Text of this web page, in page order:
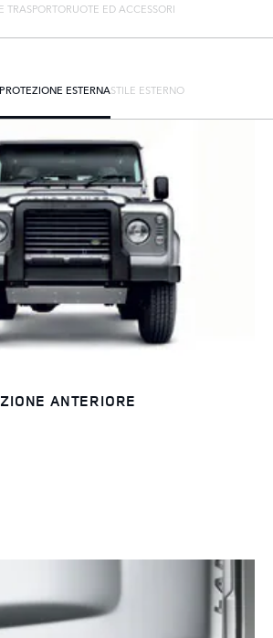
TRASPORTORUOTE ED ACCESSORI
PROTEZIONE ESTERNASTILE ESTERNO
ANTERIORE